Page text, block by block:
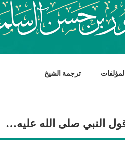
المؤلفات ترجمة الشيخ
النبي صلى الله عليه…